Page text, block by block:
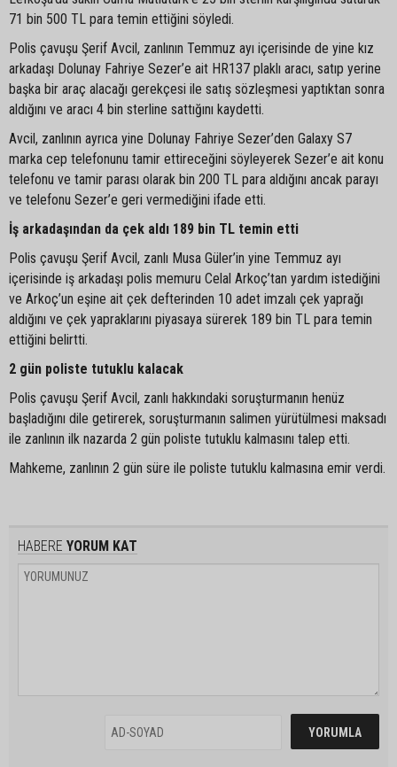
71 bin 500 TL para temin ettiğini söyledi.
Polis çavuşu Şerif Avcil, zanlının Temmuz ayı içerisinde de yine kız
arkadaşı Dolunay Fahriye Sezer’e ait HR137 plaklı aracı, satıp yerine
başka bir araç alacağı gerekçesi ile satış sözleşmesi yaptıktan sonra
aldığını ve aracı 4 bin sterline sattığını kaydetti.
Avcil, zanlının ayrıca yine Dolunay Fahriye Sezer’den Galaxy S7
marka cep telefonunu tamir ettireceğini söyleyerek Sezer’e ait konu
telefonu ve tamir parası olarak bin 200 TL para aldığını ancak parayı
ve telefonu Sezer’e geri vermediğini ifade etti.
İş arkadaşından da çek aldı 189 bin TL temin etti
Polis çavuşu Şerif Avcil, zanlı Musa Güler’in yine Temmuz ayı
içerisinde iş arkadaşı polis memuru Celal Arkoç’tan yardım istediğini
ve Arkoç’un eşine ait çek defterinden 10 adet imzalı çek yaprağı
aldığını ve çek yapraklarını piyasaya sürerek 189 bin TL para temin
ettiğini belirtti.
2 gün poliste tutuklu kalacak
Polis çavuşu Şerif Avcil, zanlı hakkındaki soruşturmanın henüz
başladığını dile getirerek, soruşturmanın salimen yürütülmesi maksadı
ile zanlının ilk nazarda 2 gün poliste tutuklu kalmasını talep etti.
Mahkeme, zanlının 2 gün süre ile poliste tutuklu kalmasına emir verdi.
HABERE YORUM KAT